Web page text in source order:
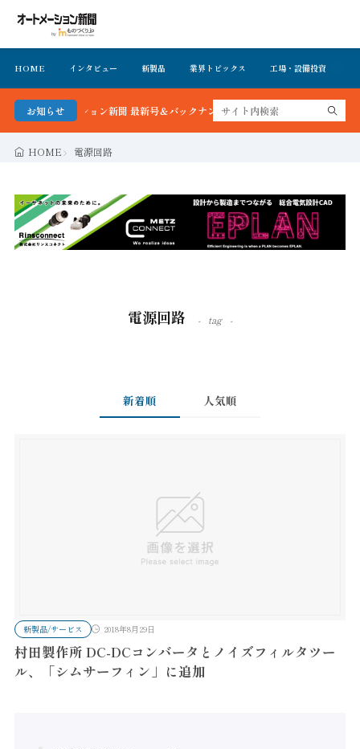
HOME インタビュー 新製品 業界トピックス 工場・設備投資
お知らせ
ートメーション新聞 最新号＆バックナンバーを無料で公開中 詳細はこちら
HOME 電源回路
電源回路 tag
新着順 人気順
新製品/サービス 2018年8月29日
村田製作所 DC-DCコンバータとノイズフィルタツー
ル、「シムサーフィン」に追加